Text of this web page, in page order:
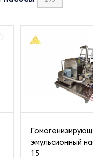
Гомогенизирующий
эмульсионный
15